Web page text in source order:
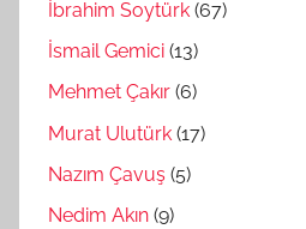
İbrahim Soytürk (67)
İsmail Gemici (13)
Mehmet Çakır (6)
Murat Ulutürk (17)
Nazım Çavuş (5)
Nedim Akın (9)